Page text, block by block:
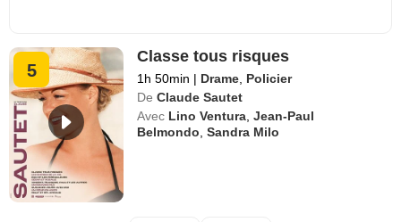
5
Classe tous risques
1h 50min | Drame Policier
De Claude Sautet
Avec Lino Ventura ,Jean-Paul
Belmondo ,Sandra Milo